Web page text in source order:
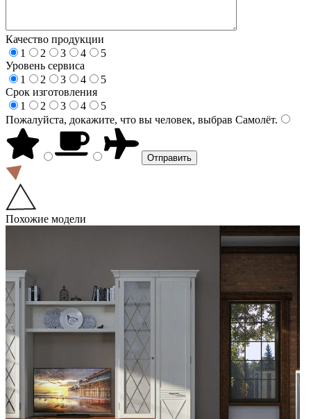
Качество продукции
1
2 3 4
5
Уровень сервиса
1
2 3 4
5
Срок изготовления
1
2 3 4
5
Пожалуйста, докажите, что вы человек, выбрав Самолёт.
Похожие модели